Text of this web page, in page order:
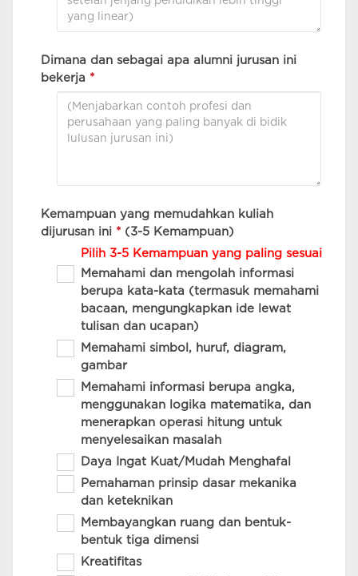
Dimana dan sebagai apa alumni jurusan ini
bekerja *
Kemampuan yang memudahkan kuliah
dijurusan ini * (3-5 Kemampuan)
Pilih 3-5 Kemampuan yang paling sesuai
Memahami dan mengolah informasi
berupa kata-kata (termasuk memahami
bacaan, mengungkapkan ide lewat
tulisan dan ucapan)
Memahami simbol, huruf, diagram,
gambar
Memahami informasi berupa angka,
menggunakan logika matematika, dan
menerapkan operasi hitung untuk
menyelesaikan masalah
Daya Ingat Kuat/Mudah Menghafal
Pemahaman prinsip dasar mekanika
dan keteknikan
Membayangkan ruang dan bentuk-
bentuk tiga dimensi
Kreatifitas